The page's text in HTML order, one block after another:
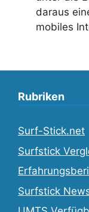
daraus
mobiles
Rubriken
Surf-Stick.net
Surfstick
Surfstick